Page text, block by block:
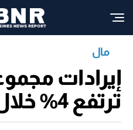
مال
إيرادات
ترتفع 4% خلال العام 2022